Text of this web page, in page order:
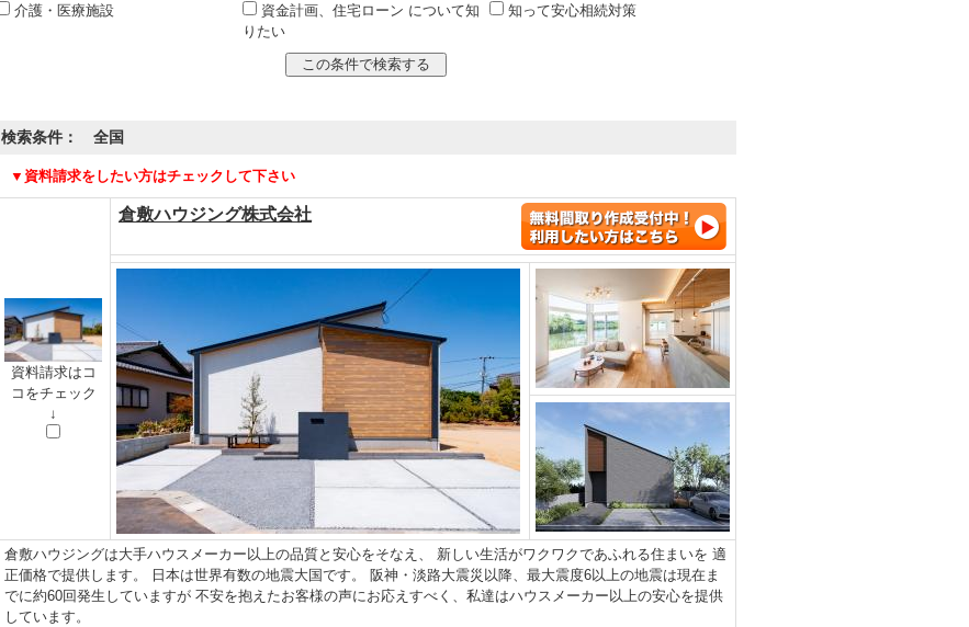
介護・医療施設
資金計画、住宅ローン について知
りたい
知って安心相続対策
検索条件： 全国
▼資料請求をしたい方はチェックして下さい
資料請求はコ
コをチェック
↓
倉敷ハウジング株式会社
倉敷ハウジングは大手ハウスメーカー以上の品質と安心をそなえ、 新しい生活がワクワクであふれる住まいを 適
正価格で提供します。 日本は世界有数の地震大国です。 阪神・淡路大震災以降、最大震度6以上の地震は現在ま
でに約60回発生していますが 不安を抱えたお客様の声にお応えすべく、私達はハウスメーカー以上の安心を提供
しています。